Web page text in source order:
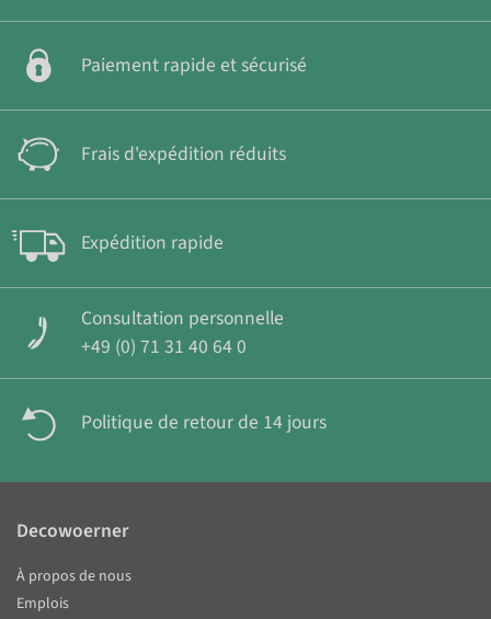
Paiement rapide et sécurisé
Frais d'expédition réduits
Expédition rapide
Consultation personnelle
+49 (0) 71 31 40 64 0
Politique de retour de 14 jours
Decowoerner
À propos de nous
Emplois